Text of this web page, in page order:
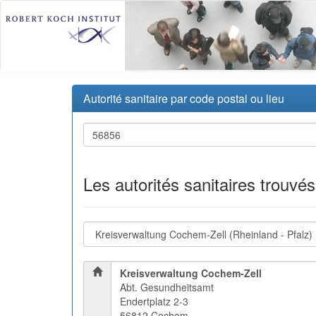
Autorité sanitaire par code postal ou lieu
Les autorités sanitaires
Kreisverwaltung Cochem-Zell
Abt. Gesundheitsamt
Endertplatz 2-3